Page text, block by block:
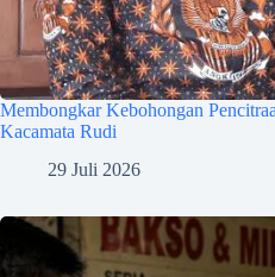
Membongkar Kebohongan
Kacamata Rudi
29 Juli 2026